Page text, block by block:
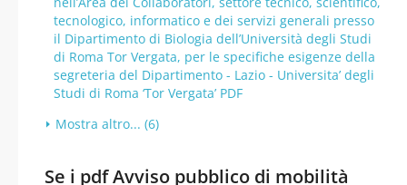
tecnologico, informatico e dei servizi generali presso
il Dipartimento di Biologia dell’Università degli Studi
di Roma Tor Vergata, per le specifiche esigenze della
segreteria del Dipartimento - Lazio - Universita’ degli
Studi di Roma ‘Tor Vergata’ PDF
Mostra altro... (6)
Se i pdf Avviso pubblico di mobilità